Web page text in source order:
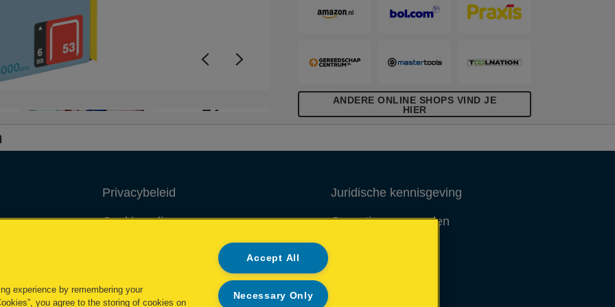
+2
ANDERE ONLINE SHOPS VIND JE
HIER
Privacybeleid
Cookie policy
Inzage in mijn gegevens
Conformiteitsverklaringen
Juridische kennisgeving
Garantievoorwaarden
experience by remembering your
you agree to the storing of cookies on
Accept All
Necessary Only